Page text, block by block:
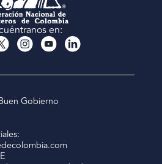
en:
Gobierno